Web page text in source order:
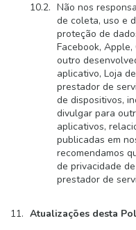
Não nos
de coleta, uso e
proteção de
Facebook,
outro
aplicativo, Loja
prestador de
de dispositivos,
divulgar para
aplicativos,
publicadas em
recomendamos
de privacidade
prestador de
Atualizações desta